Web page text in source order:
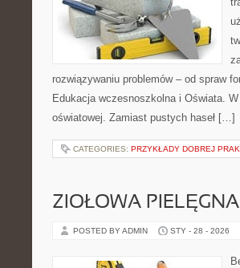
rozwiązywaniu problemów – od spraw
Edukacja wczesnoszkolna i Oświata.
oświatowej. Zamiast pustych haseł […]
CATEGORIES: PRZYKŁADY DOBREJ
ZIOŁOWA
POSTED BY ADMIN STY - 28 - 2026